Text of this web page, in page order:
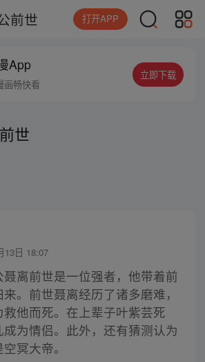
前世 打开APP
App
画畅快看
立即下载
世
13日 18:07
离前世是一位强者，他带着前
。前世聂离经历了诸多磨难，
他而死。在上辈子叶紫芸死
为情侣。此外，还有猜测认为
冥大帝。